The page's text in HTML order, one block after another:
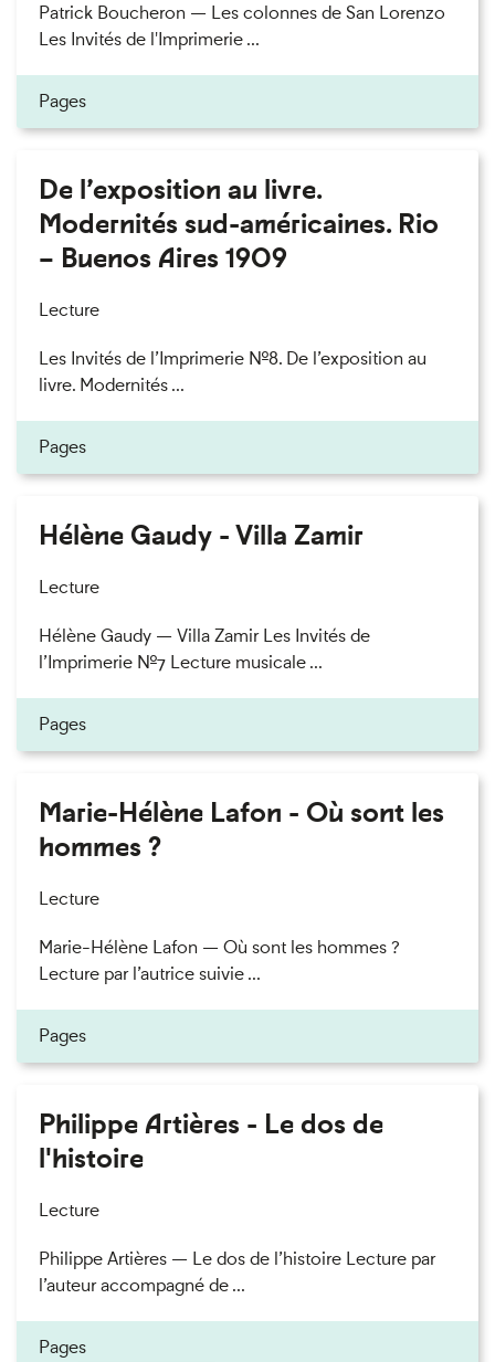
Patrick Boucheron — Les colonnes de San Lorenzo
Les Invités de l'Imprimerie ...
Pages
De l’exposition au livre.
Modernités sud-américaines. Rio
– Buenos Aires 1909
Lecture
Les Invités de l’Imprimerie n°8. De l’exposition au
livre. Modernités ...
Pages
Hélène Gaudy - Villa Zamir
Lecture
Hélène Gaudy — Villa Zamir Les Invités de
l’Imprimerie n°7 Lecture musicale ...
Pages
Marie-Hélène Lafon - Où sont les
hommes ?
Lecture
Marie-Hélène Lafon — Où sont les hommes ?
Lecture par l’autrice suivie ...
Pages
Philippe Artières - Le dos de
l'histoire
Lecture
Philippe Artières — Le dos de l’histoire Lecture par
l’auteur accompagné de ...
Pages